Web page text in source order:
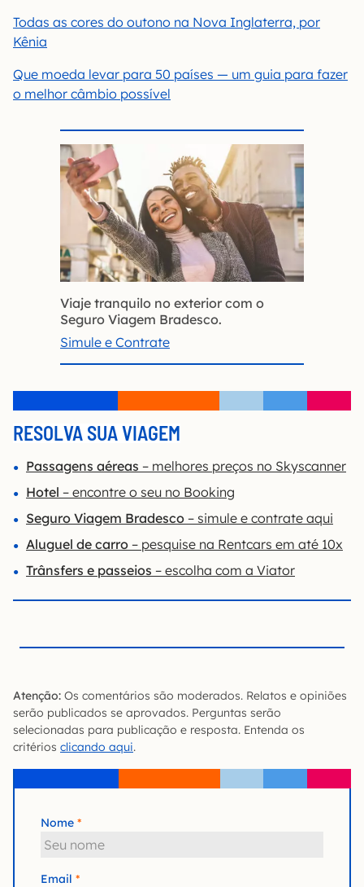
Todas as cores do outono na Nova Inglaterra, por
Kênia
Que moeda levar para 50 países — um guia para fazer
o melhor câmbio possível
Viaje tranquilo no exterior com o
Seguro Viagem Bradesco.
Simule e Contrate
RESOLVA SUA VIAGEM
Passagens aéreas – melhores preços no Skyscanner
Hotel – encontre o seu no Booking
Seguro Viagem Bradesco – simule e contrate aqui
Aluguel de carro – pesquise na Rentcars em até 10x
Trânsfers e passeios – escolha com a Viator
Atenção: Os comentários são moderados. Relatos e opiniões
serão publicados se aprovados. Perguntas serão
selecionadas para publicação e resposta. Entenda os
critérios clicando aqui.
Nome
Email